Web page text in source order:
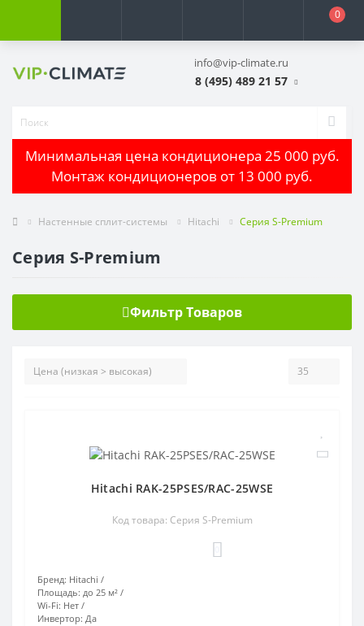
0
info@vip-climate.ru
8 (495) 489 21 57
Минимальная цена кондиционера 25 000 руб.
Монтаж кондиционеров от 13 000 руб.
Настенные сплит-системы Hitachi Серия S-Premium
Серия S-Premium
Фильтр Товаров
Hitachi RAK-25PSES/RAC-25WSE
Код товара: Серия S-Premium
Бренд: Hitachi
Площадь: до 25 м²
Wi-Fi: Нет
Инвертор: Да